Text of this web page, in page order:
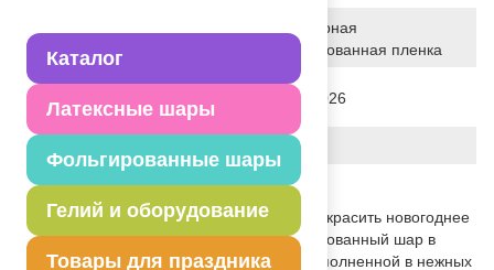
Каталог
Латексные шары
Фольгированные шары
Гелий и оборудование
Товары для праздника
Исходный материал
Полимерная
фольгированная пленка
Дата последнего изменения
элемента
28-01-2026
30.000 г
Описание товара
Выйти за рамки обыденности, стильно украсить новогоднее
торжество поможет воздушный фольгированный шар в
форме утончённой красавицы Елки, выполненной в нежных